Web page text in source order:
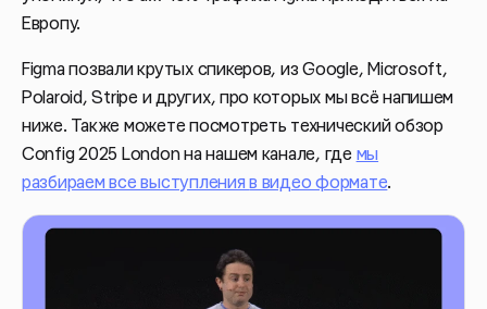
Европу.
Figma позвали крутых спикеров, из Google, Microsoft,
Polaroid, Stripe и других, про которых мы всё напишем
ниже. Также можете посмотреть технический обзор
Config 2025 London на нашем канале, где мы
разбираем все выступленияв видео формате.